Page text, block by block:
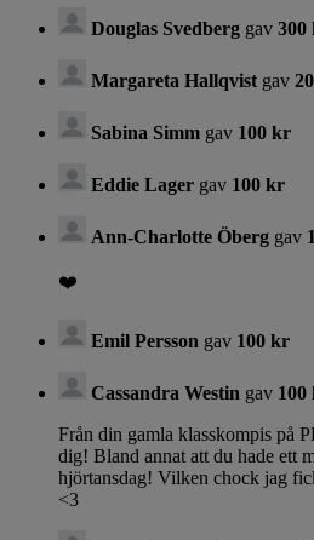
Douglas Svedberg gav 300
Margareta Hallqvist gav
Sabina Simm gav 100 kr
Eddie Lager gav 100 kr
Ann-Charlotte Öberg gav
❤️
Emil Persson gav 100 kr
Cassandra Westin gav 100
Från din gamla klasskompis på
dig! Bland annat att du hade ett
hjörtansdag! Vilken chock jag
<3